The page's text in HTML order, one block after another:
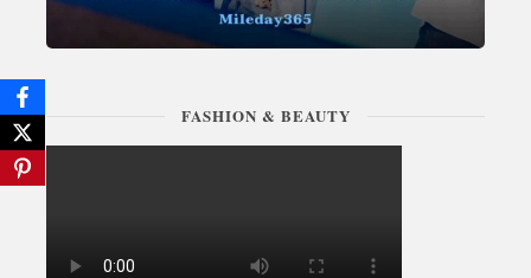
FASHION & BEAUTY